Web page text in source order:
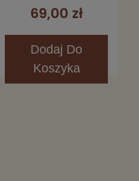
69,00 zł
Dodaj Do
Koszyka